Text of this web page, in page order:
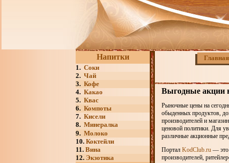
Напитки
1. Соки
2. Чай
3. Кофе
4. Какао
5. Квас
6. Компоты
7. Кисели
8. Минералка
9. Молоко
10. Коктейли
11. Вина
12. Экзотика
Главная
Выгодные акции
Рыночные цены на
обыденных продуктов,
производителей и
ценовой политики. Для
различные акционные
Портал KodClub.ru — это
производителей,